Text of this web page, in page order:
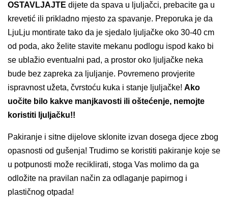
OSTAVLJAJTE dijete da spava u ljuljačci, prebacite ga u
krevetić ili prikladno mjesto za spavanje. Preporuka je da
LjuLju montirate tako da je sjedalo ljuljačke oko 30-40 cm
od poda, ako želite stavite mekanu podlogu ispod kako bi
se ublažio eventualni pad, a prostor oko ljuljačke neka
bude bez zapreka za ljuljanje. Povremeno provjerite
ispravnost užeta, čvrstoću kuka i stanje ljuljačke! Ako
uočite bilo kakve manjkavosti ili oštećenje, nemojte
koristiti ljuljačku!!
Pakiranje i sitne dijelove sklonite izvan dosega djece zbog
opasnosti od gušenja! Trudimo se koristiti pakiranje koje se
u potpunosti može reciklirati, stoga Vas molimo da ga
odložite na pravilan način za odlaganje papirnog i
plastičnog otpada!